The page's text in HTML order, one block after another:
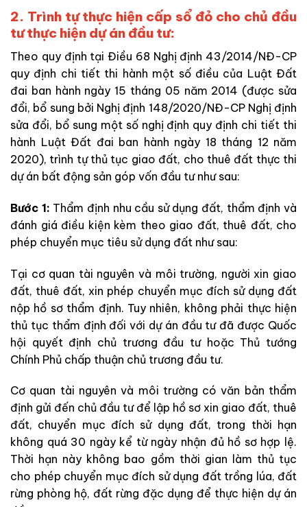
2. Trình tự thực hiện cấp sổ đỏ cho chủ đầu
tư thực hiện dự án đầu tư:
Theo quy định tại Điều 68 Nghị định 43/2014/NĐ-CP
quy định chi tiết thi hành một số điều của Luật Đất
đai ban hành ngày 15 tháng 05 năm 2014 (được sửa
đổi, bổ sung bởi Nghị định 148/2020/NĐ-CP Nghị định
sửa đổi, bổ sung một số nghị định quy định chi tiết thi
hành Luật Đất đai ban hành ngày 18 tháng 12 năm
2020), trình tự thủ tục giao đất, cho thuê đất thực thi
dự án bất động sản góp vốn đầu tư như sau:
Bước 1: Thẩm định nhu cầu sử dụng đất, thẩm định và
đánh giá điều kiện kèm theo giao đất, thuê đất, cho
phép chuyển mục tiêu sử dụng đất như sau:
Tại cơ quan tài nguyên và môi trường, người xin giao
đất, thuê đất, xin phép chuyển mục đích sử dụng đất
nộp hồ sơ thẩm định. Tuy nhiên, không phải thực hiện
thủ tục thẩm định đối với dự án đầu tư đã được Quốc
hội quyết định chủ trương đầu tư hoặc Thủ tướng
Chính Phủ chấp thuận chủ trương đầu tư.
Cơ quan tài nguyên và môi trường có văn bản thẩm
định gửi đến chủ đầu tư để lập hồ sơ xin giao đất, thuê
đất, chuyển mục đích sử dụng đất, trong thời hạn
không quá 30 ngày kể từ ngày nhận đủ hồ sơ hợp lệ.
Thời hạn này không bao gồm thời gian làm thủ tục
cho phép chuyển mục đích sử dụng đất trồng lúa, đất
rừng phòng hộ, đất rừng đặc dụng để thực hiện dự án